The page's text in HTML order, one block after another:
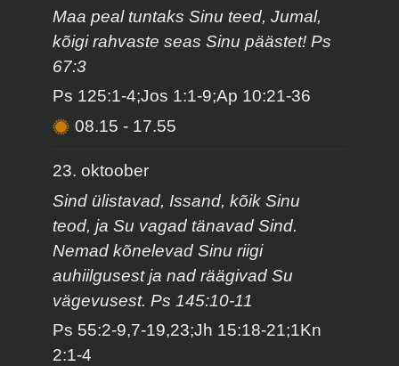
Maa peal tuntaks Sinu teed, Jumal,
kõigi rahvaste seas Sinu päästet! Ps
67:3
Ps 125:1-4;Jos 1:1-9;Ap 10:21-36
08.15- 17.55
23. oktoober
Sind ülistavad, Issand, kõik Sinu
teod, ja Su vagad tänavad Sind.
Nemad kõnelevad Sinu riigi
auhiilgusest ja nad räägivad Su
vägevusest. Ps 145:10-11
Ps 55:2-9,7-19,23;Jh 15:18-21;1Kn
2:1-4